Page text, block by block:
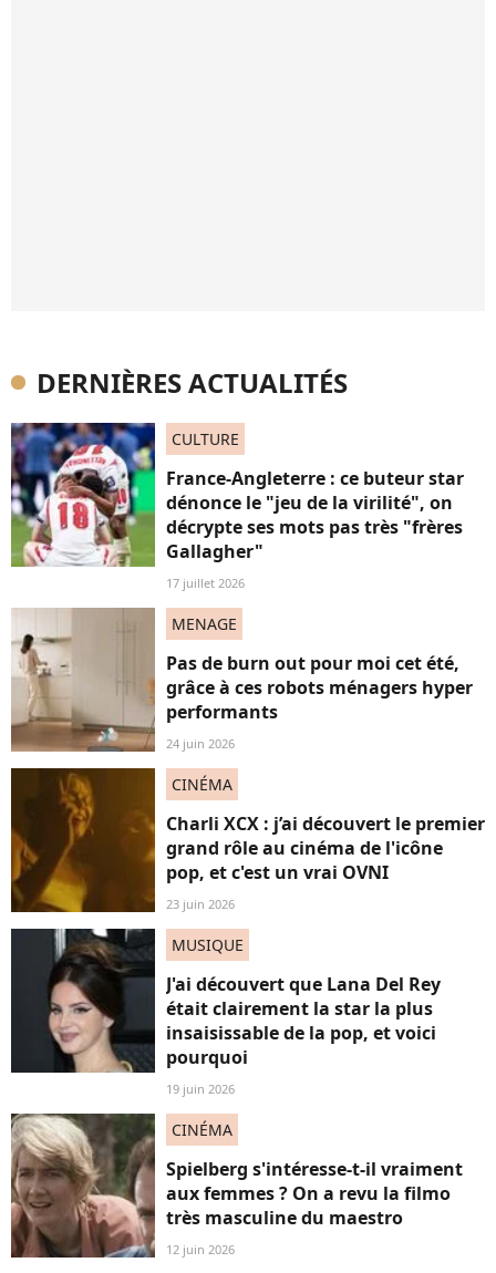
DERNIÈRES ACTUALITÉS
CULTURE
France-Angleterre : ce buteur star
dénonce le "jeu de la virilité", on
décrypte ses mots pas très "frères
Gallagher"
17 juillet 2026
MENAGE
Pas de burn out pour moi cet été,
grâce à ces robots ménagers hyper
performants
24 juin 2026
CINÉMA
Charli XCX : j’ai découvert le premier
grand rôle au cinéma de l'icône
pop, et c'est un vrai OVNI
23 juin 2026
MUSIQUE
J'ai découvert que Lana Del Rey
était clairement la star la plus
insaisissable de la pop, et voici
pourquoi
19 juin 2026
CINÉMA
Spielberg s'intéresse-t-il vraiment
aux femmes ? On a revu la filmo
très masculine du maestro
12 juin 2026